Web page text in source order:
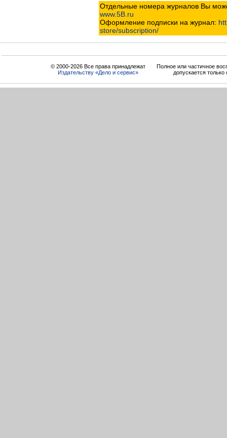
Отдельные номера журналов Вы
www.5B.ru
Оформление подписки на журнал:
store/subscription/
© 2000-2026 Все права принадлежат
Издательству «Дело и cервис»
Полное или частичное
допускается